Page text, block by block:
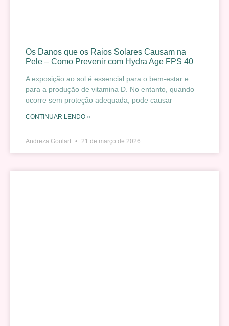
Os Danos que os Raios Solares Causam na
Pele – Como Prevenir com Hydra Age FPS 40
A exposição ao sol é essencial para o bem-estar e
para a produção de vitamina D. No entanto, quando
ocorre sem proteção adequada, pode causar
CONTINUAR LENDO »
Andreza Goulart 21 de março de 2026